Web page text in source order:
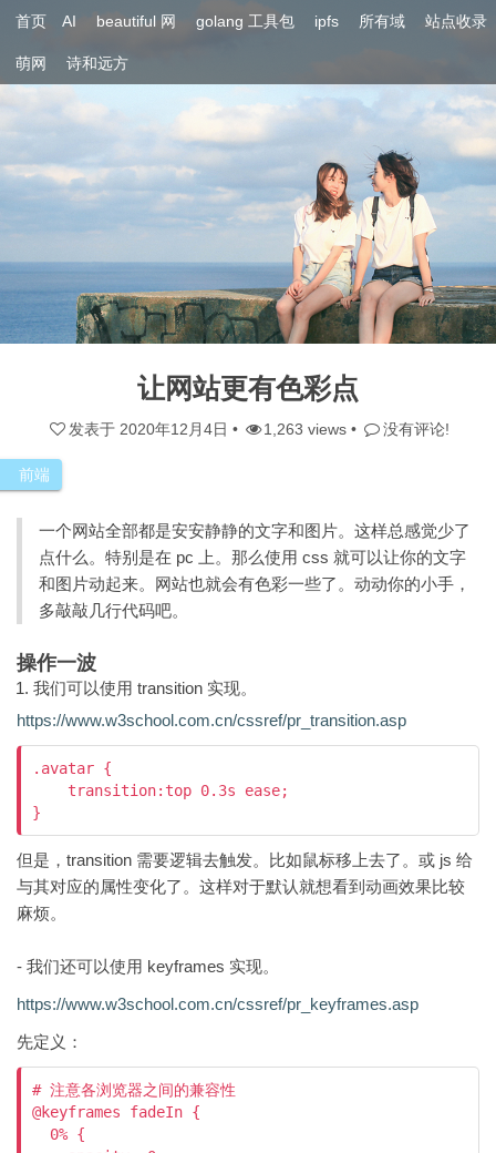
首页 AI beautiful 网 golang 工具包 ipfs 所有域 站点收录
萌网 诗和远方
让网站更有色彩点
发表于 2020年12月4日 • 1,263 views • 没有评论!
前端
一个网站全部都是安安静静的文字和图片。这样总感觉少了
点什么。特别是在 pc 上。那么使用 css 就可以让你的文字
和图片动起来。网站也就会有色彩一些了。动动你的小手，
多敲敲几行代码吧。
操作一波
我们可以使用 transition 实现。
https://www.w3school.com.cn/cssref/pr_transition.asp
.avatar {
    transition:top 0.3s ease;
但是，transition 需要逻辑去触发。比如鼠标移上去了。或 js 给
与其对应的属性变化了。这样对于默认就想看到动画效果比较
麻烦。
- 我们还可以使用 keyframes 实现。
https://www.w3school.com.cn/cssref/pr_keyframes.asp
先定义：
# 注意各浏览器之间的兼容性
@keyframes fadeIn {
  0% {